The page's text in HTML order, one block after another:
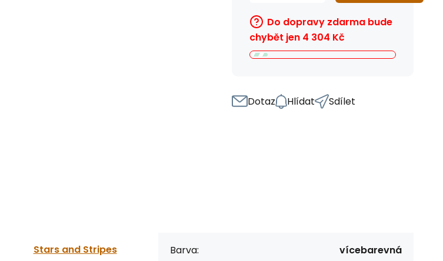
Do dopravy zdarma bude
chybět jen 4 304 Kč
Dotaz Hlídat Sdílet
Stars and Stripes Barva: vícebarevná